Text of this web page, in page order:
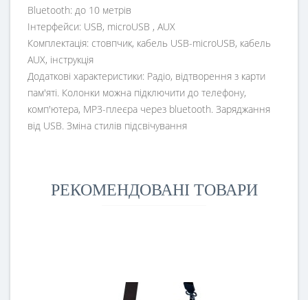
Bluetooth: до 10 метрів
Інтерфейси: USB, microUSB , AUX
Комплектація: стовпчик, кабель USB-microUSB, кабель
AUX, інструкція
Додаткові характеристики: Радіо, відтворення з карти
пам'яті. Колонки можна підключити до телефону,
комп'ютера, MP3-плеєра через bluetooth. Заряджання
від USB. Зміна стилів підсвічування
РЕКОМЕНДОВАНІ ТОВАРИ